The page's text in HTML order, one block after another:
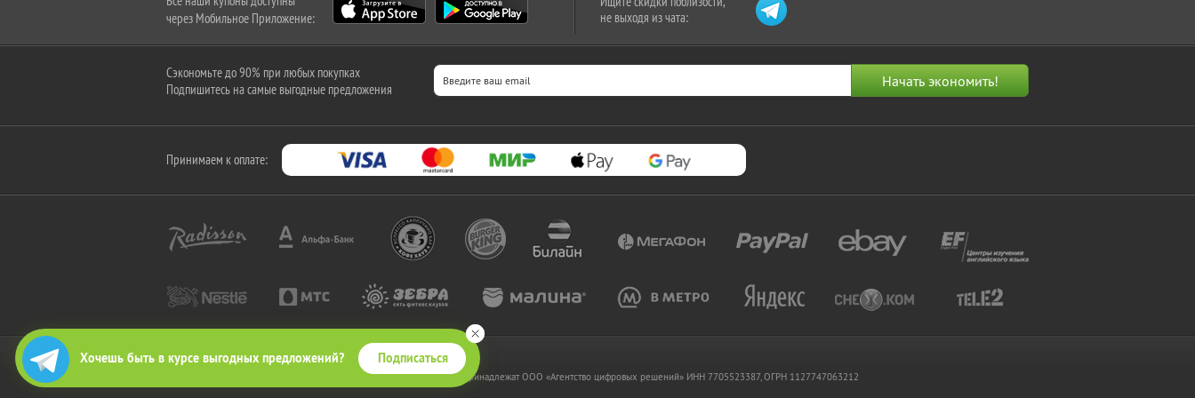
Хочешь быть в курсе выгодных предложений? Подписаться
через Мобильное Приложение:
не выходя из чата:
Сэкономьте до 90% при любых покупках
Подпишитесь на самые выгодные предложения
Принимаем к оплате:
2010-2026 © КупиКупон. Все права защищены.
Все права на товарный знак "КупиКупон" и на сайт www.kupikupon.ru принадлежат OOO «Агентство цифровых решений» ИНН 7705523387, ОГРН 1127747063212